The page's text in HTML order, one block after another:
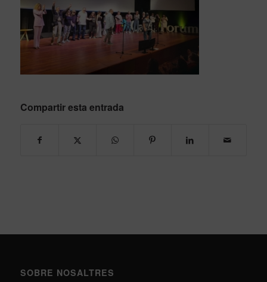
Compartir esta entrada
SOBRE NOSALTRES